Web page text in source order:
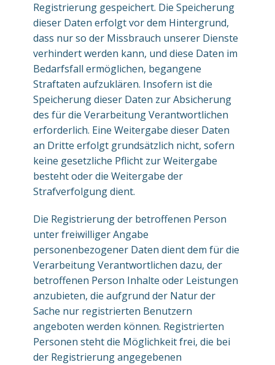
Registrierung gespeichert. Die Speicherung
dieser Daten erfolgt vor dem Hintergrund,
dass nur so der Missbrauch unserer Dienste
verhindert werden kann, und diese Daten im
Bedarfsfall ermöglichen, begangene
Straftaten aufzuklären. Insofern ist die
Speicherung dieser Daten zur Absicherung
des für die Verarbeitung Verantwortlichen
erforderlich. Eine Weitergabe dieser Daten
an Dritte erfolgt grundsätzlich nicht, sofern
keine gesetzliche Pflicht zur Weitergabe
besteht oder die Weitergabe der
Strafverfolgung dient.
Die Registrierung der betroffenen Person
unter freiwilliger Angabe
personenbezogener Daten dient dem für die
Verarbeitung Verantwortlichen dazu, der
betroffenen Person Inhalte oder Leistungen
anzubieten, die aufgrund der Natur der
Sache nur registrierten Benutzern
angeboten werden können. Registrierten
Personen steht die Möglichkeit frei, die bei
der Registrierung angegebenen